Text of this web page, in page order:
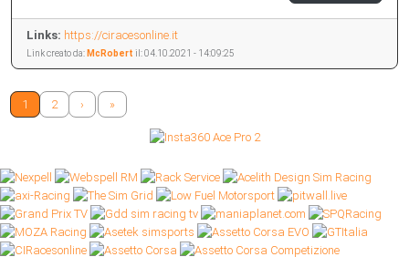
Links: https://ciracesonline.it
Link creato da: McRobert il: 04.10.2021 - 14:09:25
1 2 › »